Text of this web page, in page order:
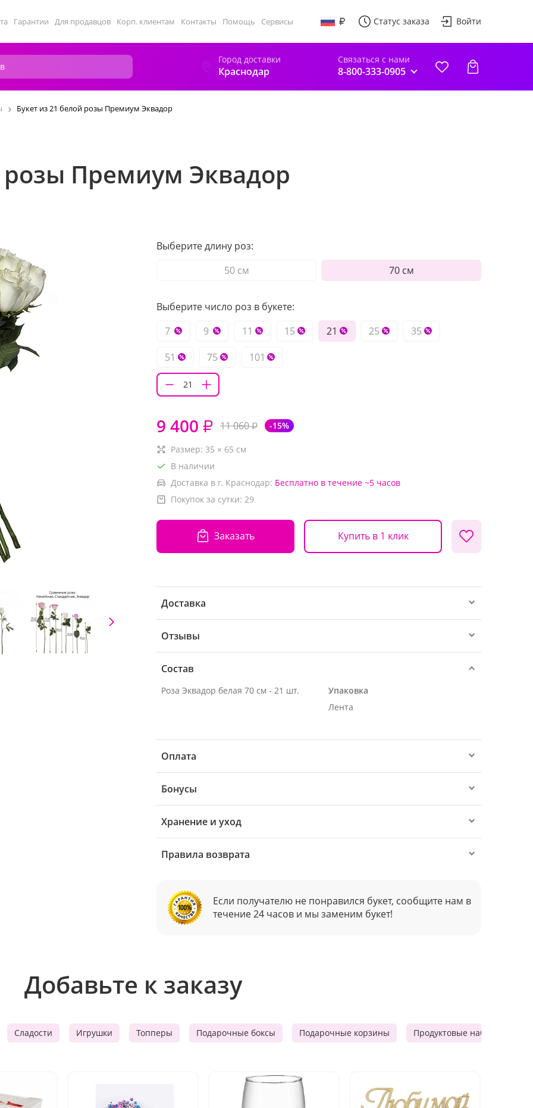
Гарантии Для продавцов Корп. клиентам Контакты Помощь Сервисы Статус заказа Войти
Город доставки
Краснодар
Связаться с нами
8-800-333-0905
Букет из 21 белой розы Премиум Эквадор
розы Премиум Эквадор
Выберите длину роз:
50 см
70 см
Выберите число роз в букете:
7
9 11 15 21 25
35
51
75 101
9 400 ₽ 11 060₽ -15%
Размер: 35 × 65 см
В наличии
Доставка в г. Краснодар: Бесплатно в течение ~5 часов
Покупок за сутки: 29
Заказать Купить в 1 клик
Доставка
Отзывы
Состав
Роза Эквадор белая 70 см - 21 шт.
Упаковка
Лента
Оплата
Бонусы
Хранение и уход
Правила возврата
Если получателю не понравился букет, сообщите нам в
течение 24 часов и мы заменим букет!
Добавьте к заказу
Сладости Игрушки Топперы Подарочные боксы Подарочные корзины Продуктовые наборы